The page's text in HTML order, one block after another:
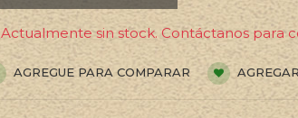
Actualmente sin stock. Contáctanos para
AGREGUE PARA COMPARAR